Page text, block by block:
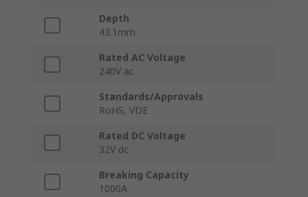
Depth
43.1mm
Rated AC Voltage
240V ac
Standards/Approvals
RoHS, VDE
Rated DC Voltage
32V dc
Breaking Capacity
1000A